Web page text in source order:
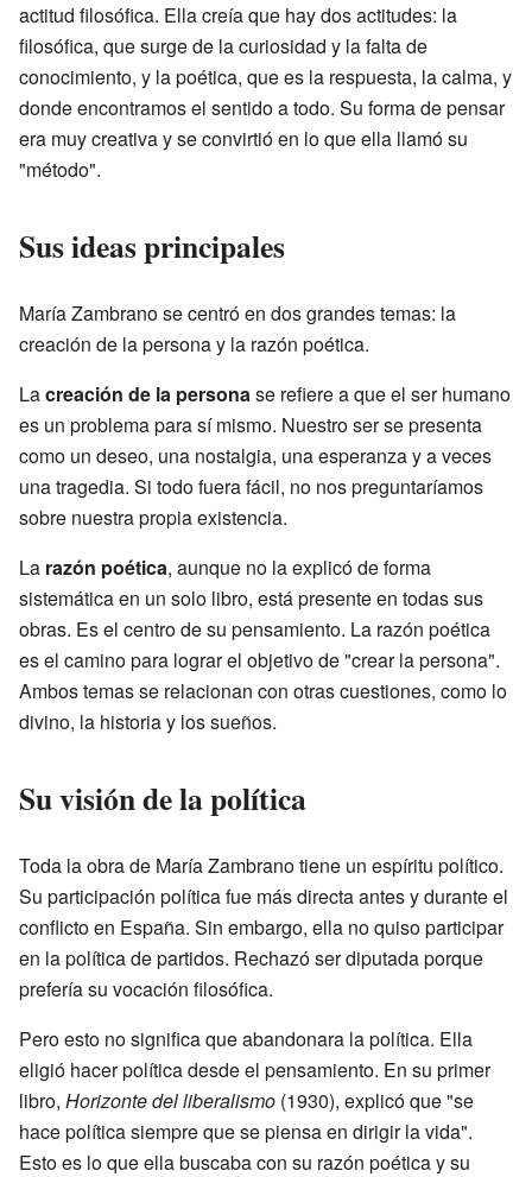
actitud filosófica. Ella creía que hay dos actitudes: la
filosófica, que surge de la curiosidad y la falta de
conocimiento, y la poética, que es la respuesta, la calma, y
donde encontramos el sentido a todo. Su forma de pensar
era muy creativa y se convirtió en lo que ella llamó su
"método".
Sus ideas principales
María Zambrano se centró en dos grandes temas: la
creación de la persona y la razón poética.
Lacreación de la personase refiere a que el ser humano
es un problema para sí mismo. Nuestro ser se presenta
como un deseo, una nostalgia, una esperanza y a veces
una tragedia. Si todo fuera fácil, no nos preguntaríamos
sobre nuestra propia existencia.
La razón poética, aunque no la explicó de forma
sistemática en un solo libro, está presente en todas sus
obras. Es el centro de su pensamiento. La razón poética
es el camino para lograr el objetivo de "crear la persona".
Ambos temas se relacionan con otras cuestiones, como lo
divino, la historia y los sueños.
Su visión de la política
Toda la obra de María Zambrano tiene un espíritu político.
Su participación política fue más directa antes y durante el
conflicto en España. Sin embargo, ella no quiso participar
en la política de partidos. Rechazó ser diputada porque
prefería su vocación filosófica.
Pero esto no significa que abandonara la política. Ella
eligió hacer política desde el pensamiento. En su primer
libro, Horizonte del liberalismo (1930), explicó que "se
hace política siempre que se piensa en dirigir la vida".
Esto es lo que ella buscaba con su razón poética y su